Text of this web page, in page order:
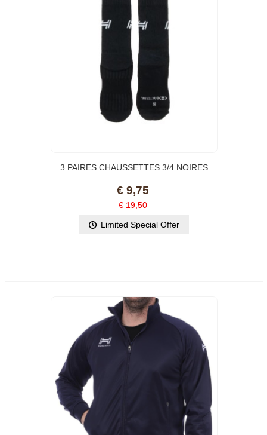
3 PAIRES CHAUSSETTES 3/4 NOIRES
€ 9,75
€ 19,50
Limited Special Offer